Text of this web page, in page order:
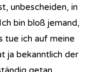
unbescheiden, in
bin bloß jemand,
tue ich auf meine
ja bekanntlich der